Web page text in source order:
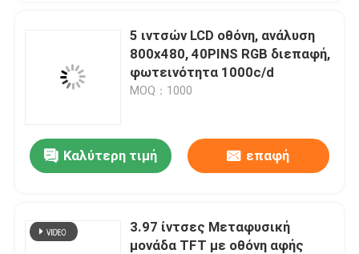
Ζητήστε ένα απόσπασμα
Επίδειξη LCD TFT
tft επίδειξη χρώματος
5 ιντσών LCD οθόνη, ανάλυση
800x480, 40PINS RGB διεπαφή,
φωτεινότητα 1000c/d
MOQ：1000
Καλύτερη τιμή επαφή
3.97 ίντσες Μεταφυσική
μονάδα TFT με οθόνη αφής